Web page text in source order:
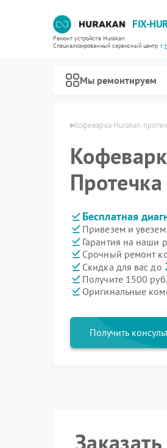
FIX-
Ремонт устройств Hurakan
Специализированный cервисный центр г.
Мы ремонтируем
Кофеварка Hurakan
Бесплатная
Привезем и
Гарантия на наши
Срочный ремонт
Скидка для вас до
Получите 1500
Оригинальные
Получить